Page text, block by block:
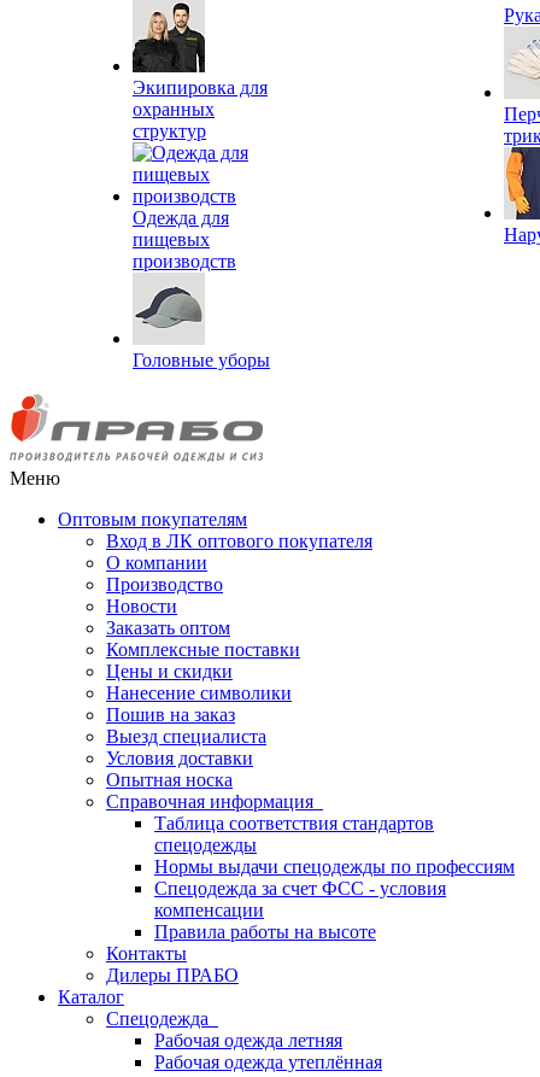
Экипировка для
охранных
структур
Одежда для
пищевых
производств
Головные уборы
Меню
Оптовым покупателям
Вход в ЛК оптового покупателя
О компании
Производство
Новости
Заказать оптом
Комплексные поставки
Цены и скидки
Нанесение символики
Пошив на заказ
Выезд специалиста
Условия доставки
Опытная носка
Справочная информация
Таблица соответствия стандартов
спецодежды
Нормы выдачи спецодежды по профессиям
Спецодежда за счет ФСС - условия
компенсации
Правила работы на высоте
Контакты
Дилеры ПРАБО
Каталог
Спецодежда
Рабочая одежда летняя
Рабочая одежда утеплённая